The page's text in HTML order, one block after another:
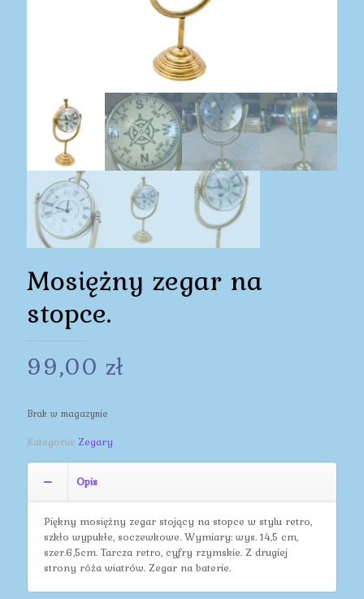
Mosiężny zegar na
stopce.
99,00 zł
Brak w magazynie
Kategoria: Zegary
Opis
Piękny mosiężny zegar stojący na stopce w stylu retro,
szkło wypukłe, soczewkowe. Wymiary: wys. 14,5 cm,
szer.6,5cm. Tarcza retro, cyfry rzymskie. Z drugiej
strony róża wiatrów. Zegar na baterie.